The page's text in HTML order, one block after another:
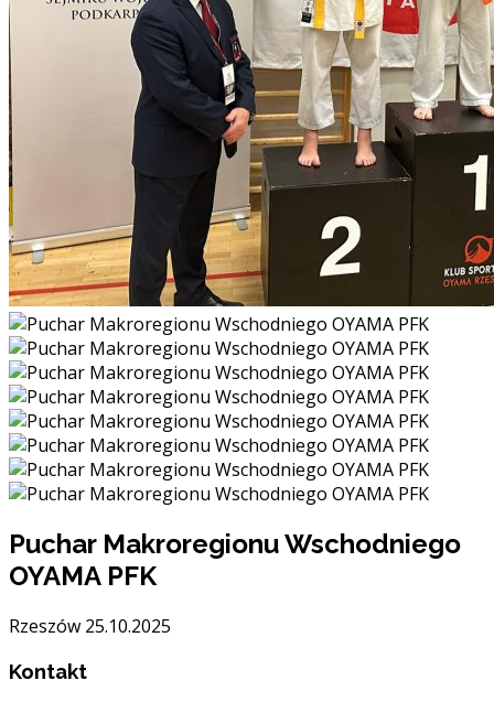
Puchar Makroregionu Wschodniego
OYAMA PFK
Rzeszów 25.10.2025
Kontakt